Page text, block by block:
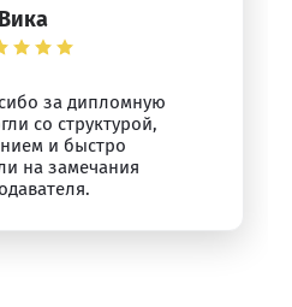
Вика
за дипломную
со структурой,
и быстро
на замечания